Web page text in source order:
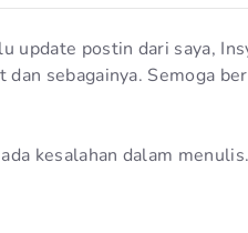
update postin dari saya,
sebagainya. Semoga
kesalahan dalam menulis.